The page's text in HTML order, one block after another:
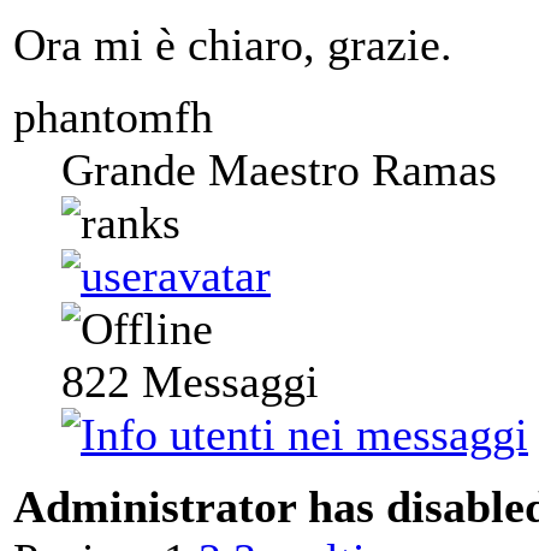
Ora mi è chiaro, grazie.
phantomfh
Grande Maestro Ramas
822 Messaggi
Administrator has